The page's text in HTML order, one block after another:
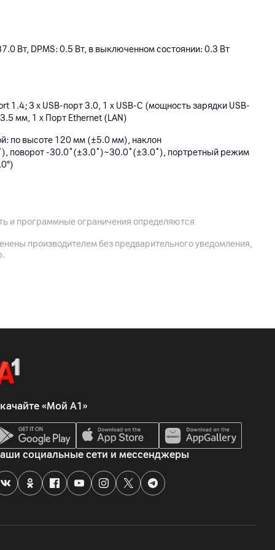
Вт, DPMS: 0.5 Вт, в выключенном состоянии: 0.3 Вт
1.4; 3 x USB-порт 3.0, 1 x USB-C (мощность зарядки USB-
мм, 1 x Порт Ethernet (LAN)
по высоте 120 мм (±5.0 мм), наклон
поворот -30.0˚(±3.0˚)~30.0˚(±3.0˚), портретный режим
тракт 22а, к.2, 220090, Минск, Беларусь
129 Samsung-Ro, Yeongtong-Gu, Suwon-Si, Gyeonggi-Do,
кабель - 3 шт., монитор
и программные ограничения определяются
производителем без предварительного уведомления,
«Мой А1»
социальные сети и мессенджеры